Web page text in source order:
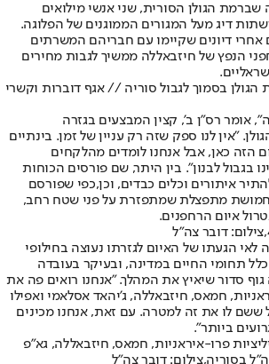
שברמת הגולן הסורית, שני אנשי מילואים
דיג מעל המגורים הממוגנים של הפלוגה.
דיונים שקיימו עם חבריהם המשרתים
הנפץ של חיזבאללה ממשיך לגבות מחירים
ברמת הגולן בסמוך לגבול סוריה // אגף דוברות וקשרי
אומר רס"ן ב', קצין המבצעים בגזרה
"אין לנו ספק שזה רק עניין של זמן. בינתיים
הזה כאן, אבל אנחנו לומדים מהלקחים
בגבול לבנון". בין היתר, שם פורסים הכוחות
איתורים וכלים כבדים, וכן,כפי שפורסם
מתפצלת שמתפזרת על פני שטח רחב,
איום הרחפנים.
לאי הגעתו של האיום לגזרתו נעוצה בחילופי
תחומי החיים במדינה, ובעיקר בעובדה
סדור שיאיץ את המהלך. "אנחנו רואים פה את
חמאס, חיזבאללה, ג'יהאד אסלאמי ואפילו
ששם לו את זה למטרה. עם זאת, אנחנו מכינים
ביותר".
פרו-איראניות, חמאס, חיזבאללה, גא"פ
בסוריה,צילום: דובר צה"ל